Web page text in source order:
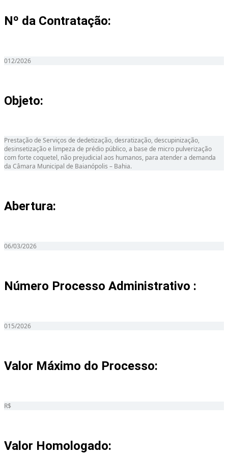
Nº da Contratação:
012/2026
Objeto:
Prestação de Serviços de dedetização, desratização, descupinização,
desinsetização e limpeza de prédio público, a base de micro pulverização
com forte coquetel, não prejudicial aos humanos, para atender a demanda
da Câmara Municipal de Baianópolis – Bahia.
Abertura:
06/03/2026
Número Processo Administrativo :
015/2026
Valor Máximo do Processo: ​
R$
Valor Homologado: ​